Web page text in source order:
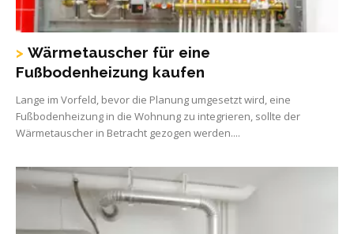
Wärmetauscher für eine
Fußbodenheizung kaufen
Lange im Vorfeld, bevor die Planung umgesetzt wird, eine
Fußbodenheizung in die Wohnung zu integrieren, sollte der
Wärmetauscher in Betracht gezogen werden....